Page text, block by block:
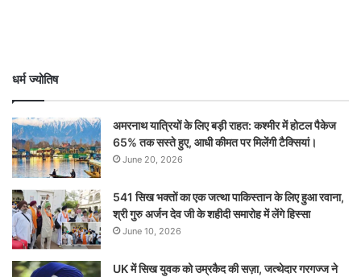
धर्म ज्योतिष
अमरनाथ यात्रियों के लिए बड़ी राहत: कश्मीर में होटल पैकेज
65% तक सस्ते हुए, आधी कीमत पर मिलेंगी टैक्सियां।
June 20, 2026
541 सिख भक्तों का एक जत्था पाकिस्तान के लिए हुआ रवाना,
श्री गुरु अर्जन देव जी के शहीदी समारोह में लेंगे हिस्सा
June 10, 2026
UK में सिख युवक को उम्रकैद की सज़ा, जत्थेदार गरगज्ज ने